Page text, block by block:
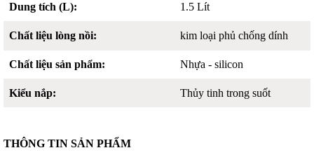
THÔNG TIN SẢN PHẨM
Dung tích (L): 1.5 Lít
Chất liệu lòng nồi: kim loại phủ chống dính
Chất liệu sản phẩm: Nhựa - silicon
Kiểu nắp: Thủy tinh trong suốt